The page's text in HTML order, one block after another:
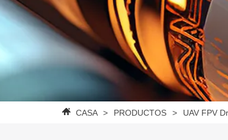
CASA > PRODUCTOS > UAV FPV